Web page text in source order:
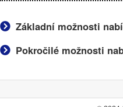
Základní možnosti
Pokročilé možnosti